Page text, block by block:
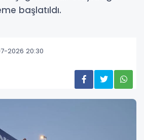
başlatıldı.
2026 20:30